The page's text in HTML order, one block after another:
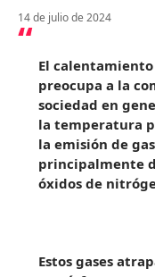
14 de julio de 2024
El
preocupa a la
sociedad en
la temperatura
la emisión de
principalmente
óxidos de
Estos gases